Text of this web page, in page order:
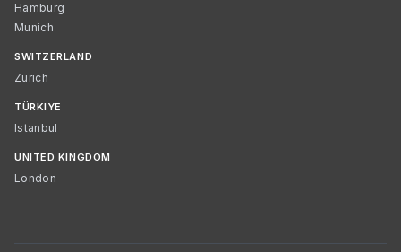
Hamburg
Munich
SWITZERLAND
Zurich
TÜRKIYE
Istanbul
UNITED KINGDOM
London